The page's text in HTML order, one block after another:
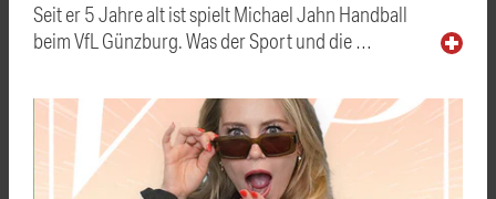
Seit er 5 Jahre alt ist spielt Michael Jahn Handball
beim VfL Günzburg. Was der Sport und die …